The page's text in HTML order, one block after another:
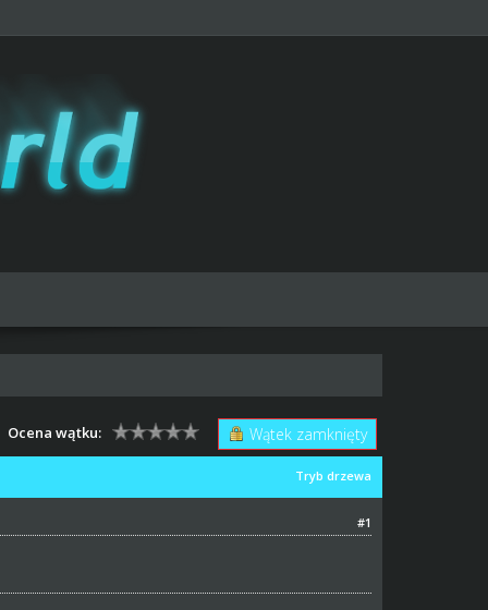
Wątek zamknięty
Ocena wątku:
Tryb drzewa
#1